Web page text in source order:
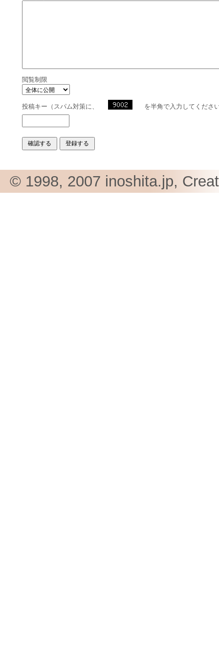
閲覧制限
投稿キー（スパム対策に、 を半角で入力してくださ
© 1998, 2007 inoshita.jp,